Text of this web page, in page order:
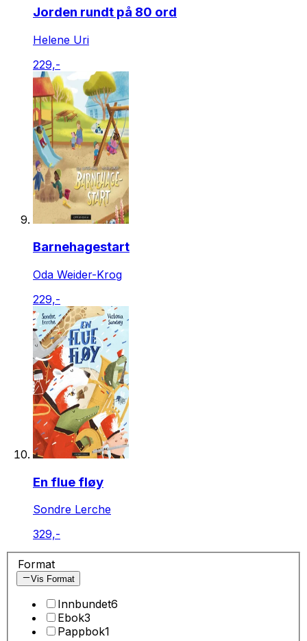
Jorden rundt på 80 ord
Helene Uri
229,-
Barnehagestart
Oda Weider-Krog
229,-
En flue fløy
Sondre Lerche
329,-
Format
Vis Format
Innbundet6
Ebok3
Pappbok1